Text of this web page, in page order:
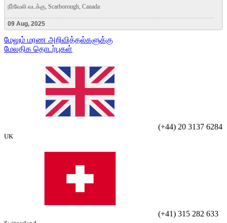
நீர்வேலி வடக்கு, Scarborough, Canada
09 Aug, 2025
மேலும் மரண அறிவித்தல்களுக்கு
மேலதிக தொடர்புகள்
(+44) 20 3137 6284
UK
(+41) 315 282 633